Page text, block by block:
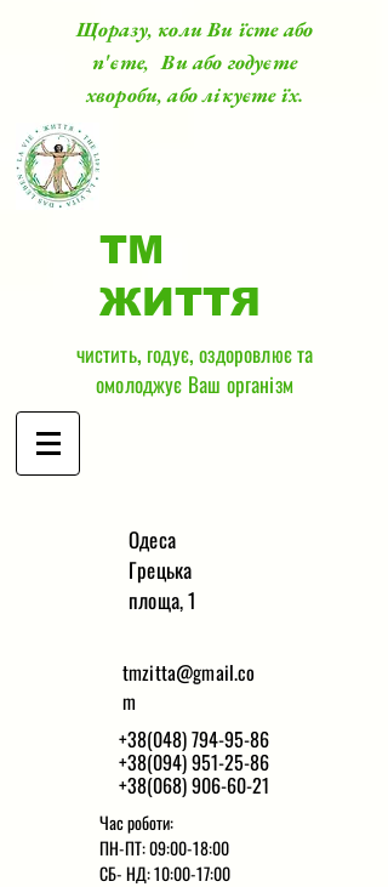
Щоразу, коли Ви їсте або
п'єте, Ви або годуєте
хвороби, або лікуєте їх.
ТМ
ЖИТТЯ
чистить, годує, оздоровлює та
омолоджує Ваш організм
​Одеса
Грецька
площа, 1
tmzitta@gmail.co
m
+38(048) 794-95-86
+38(094) 951-25-86
+38(068) 906-60-21
Час роботи:
ПН-ПТ: 09:00-18:00
СБ-НД: 10:00-17:00